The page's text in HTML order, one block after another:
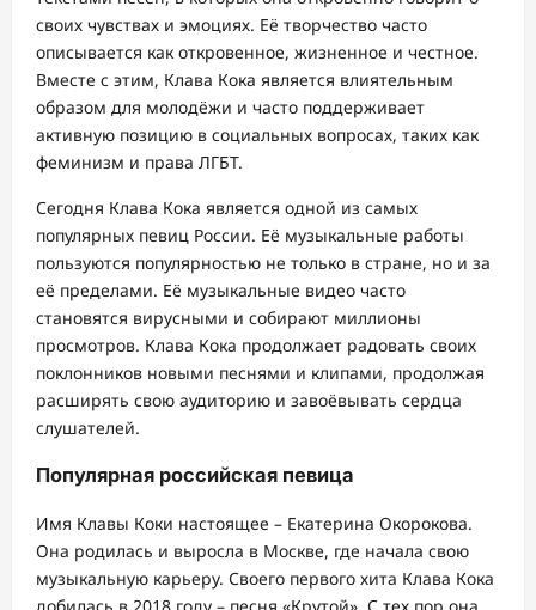
своих чувствах и эмоциях. Её творчество часто
описывается как откровенное, жизненное и честное.
Вместе с этим, Клава Кока является влиятельным
образом для молодёжи и часто поддерживает
активную позицию в социальных вопросах, таких как
феминизм и права ЛГБТ.
Сегодня Клава Кока является одной из самых
популярных певиц России. Её музыкальные работы
пользуются популярностью не только в стране, но и за
её пределами. Её музыкальные видео часто
становятся вирусными и собирают миллионы
просмотров. Клава Кока продолжает радовать своих
поклонников новыми песнями и клипами, продолжая
расширять свою аудиторию и завоёвывать сердца
слушателей.
Популярная российская певица
Имя Клавы Коки настоящее – Екатерина Окорокова.
Она родилась и выросла в Москве, где начала свою
музыкальную карьеру. Своего первого хита Клава Кока
добилась в 2018 году – песня «Крутой». С тех пор она